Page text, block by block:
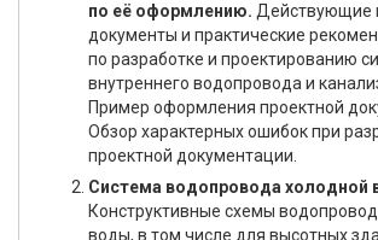
по её оформлению. Действующие
документы и практические
по разработке и проектированию
внутреннего водопровода и
Пример оформления проектной
Обзор характерных ошибок при
проектной документации.
Система водопровода холодной
Конструктивные схемы
воды, в том числе для высотных